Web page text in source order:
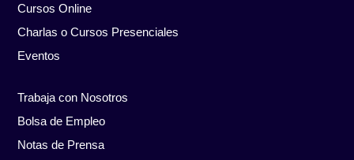
Cursos Online
Charlas o Cursos Presenciales
Eventos
Trabaja con Nosotros
Bolsa de Empleo
Notas de Prensa